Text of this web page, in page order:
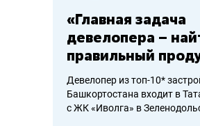
«Главная задача
девелопера –
правильный
Девелопер из топ-10*
Башкортостана входит в
с ЖК «Иволга» в